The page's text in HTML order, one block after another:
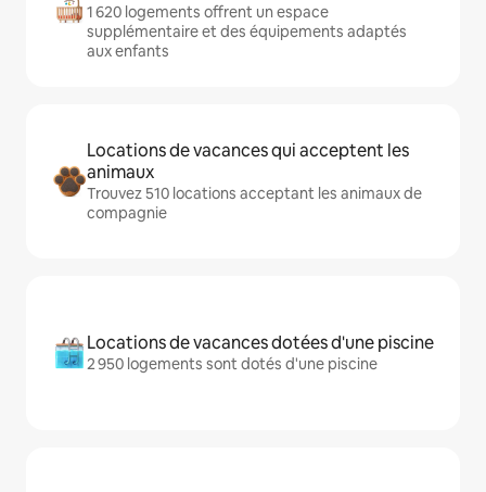
1 620 logements offrent un espace
supplémentaire et des équipements adaptés
aux enfants
Locations de vacances qui acceptent les
animaux
Trouvez 510 locations acceptant les animaux de
compagnie
Locations de vacances dotées d'une piscine
2 950 logements sont dotés d'une piscine